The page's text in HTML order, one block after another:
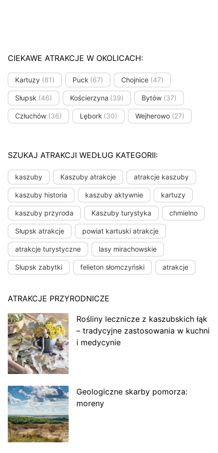
CIEKAWE ATRAKCJE W OKOLICACH:
Kartuzy (81) Puck (67) Chojnice (47)
Słupsk (46) Kościerzyna (39) Bytów (37)
Człuchów (36) Lębork (30) Wejherowo (27)
SZUKAJ ATRAKCJI WEDŁUG KATEGORII:
kaszuby Kaszuby atrakcje atrakcje kaszuby
kaszuby historia kaszuby aktywnie kartuzy
kaszuby przyroda Kaszuby turystyka chmielno
Słupsk atrakcje powiat kartuski atrakcje
atrakcje turystyczne lasy mirachowskie
Słupsk zabytki felieton słomczyński atrakcje
ATRAKCJE PRZYRODNICZE
Rośliny lecznicze z kaszubskich łąk
– tradycyjne zastosowania w kuchni
i medycynie
Geologiczne skarby pomorza:
moreny